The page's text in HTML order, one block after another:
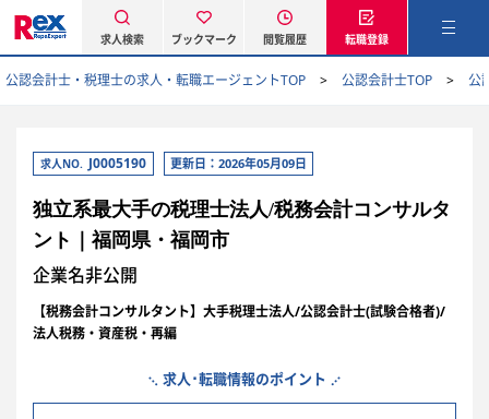
求人検索 ブックマーク 閲覧履歴 転職登録
公認会計士・税理士の求人・転職エージェントTOP 公認会計士TOP 公
求人NO. J0005190 更新日：2026年05月09日
独立系最大手の税理士法人/税務会計コンサルタ
ント｜福岡県・福岡市
企業名非公開
【税務会計コンサルタント】大手税理士法人/公認会計士(試験合格者)/
法人税務・資産税・再編
求人･転職情報のポイント